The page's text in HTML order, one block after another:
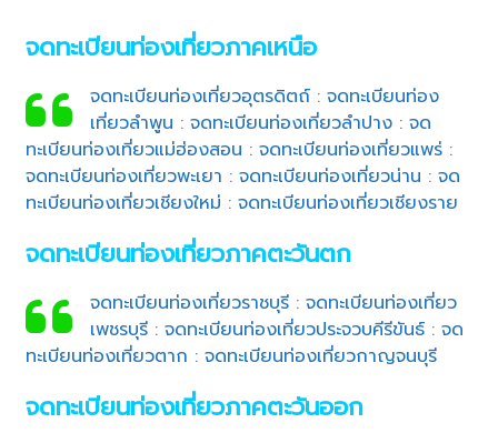
จดทะเบียนท่องเที่ยวภาคเหนือ
จดทะเบียนท่องเที่ยวอุตรดิตถ์: จดทะเบียนท่อง
เที่ยวลำพูน : จดทะเบียนท่องเที่ยวลำปาง: จด
ทะเบียนท่องเที่ยวแม่ฮ่องสอน :จดทะเบียนท่องเที่ยวแพร่ :
จดทะเบียนท่องเที่ยวพะเยา :จดทะเบียนท่องเที่ยวน่าน :จด
ทะเบียนท่องเที่ยวเชียงใหม่ :จดทะเบียนท่องเที่ยวเชียงราย
จดทะเบียนท่องเที่ยวภาคตะวันตก
จดทะเบียนท่องเที่ยวราชบุรี: จดทะเบียนท่องเที่ยว
เพชรบุรี: จดทะเบียนท่องเที่ยวประจวบคีรีขันธ์: จด
ทะเบียนท่องเที่ยวตาก :จดทะเบียนท่องเที่ยวกาญจนบุรี
จดทะเบียนท่องเที่ยวภาคตะวันออก